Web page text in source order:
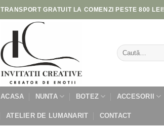
TRANSPORT GRATUIT LA COMENZI PESTE 800 LEI!
Caută
după:
ACASA NUNTA BOTEZ ACCESORII
ATELIER DE LUMANARIT CONTACT